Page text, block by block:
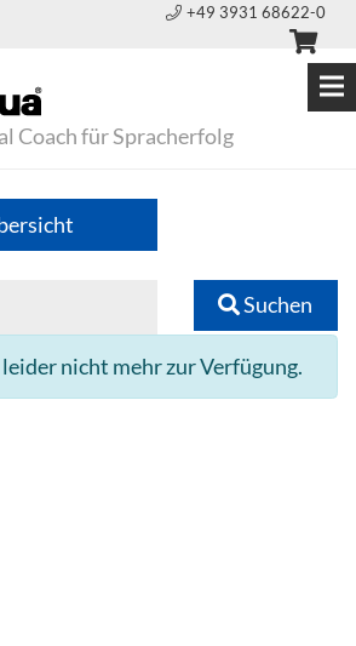
+49 3931 68622-0
Coach für Spracherfolg
Suchen
nicht mehr zur Verfügung.